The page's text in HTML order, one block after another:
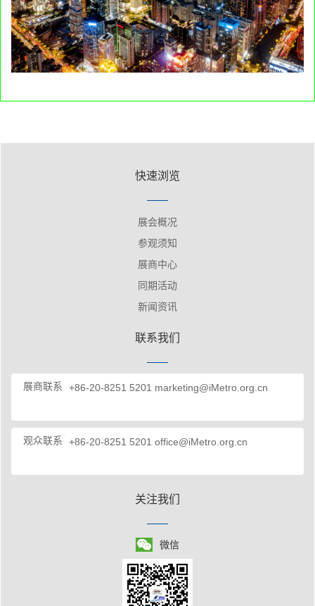
快速浏览
展会概况
参观须知
展商中心
同期活动
新闻资讯
联系我们
展商联系 +86-20-8251 5201 marketing@iMetro.org.cn
观众联系 +86-20-8251 5201 office@iMetro.org.cn
关注我们
微信